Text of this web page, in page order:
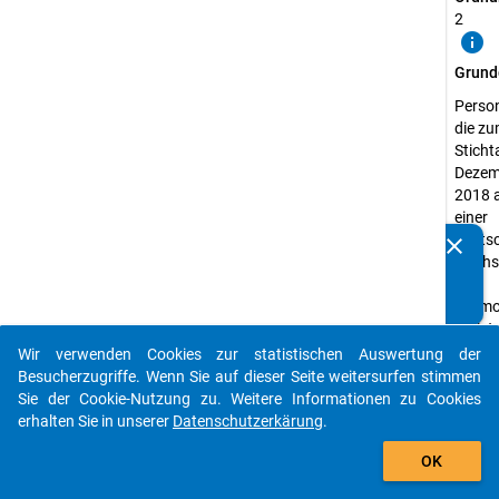
2
info
die
2018
einer
waren
Daten
clear
auto_stories
add_shopping_cart
Wir verwenden Cookies zur statistischen Auswertung der
Besucherzugriffe. Wenn Sie auf dieser Seite weitersurfen stimmen
Sie der Cookie-Nutzung zu. Weitere Informationen zu Cookies
erhalten Sie in unserer Datenschutzerkärung.
OK